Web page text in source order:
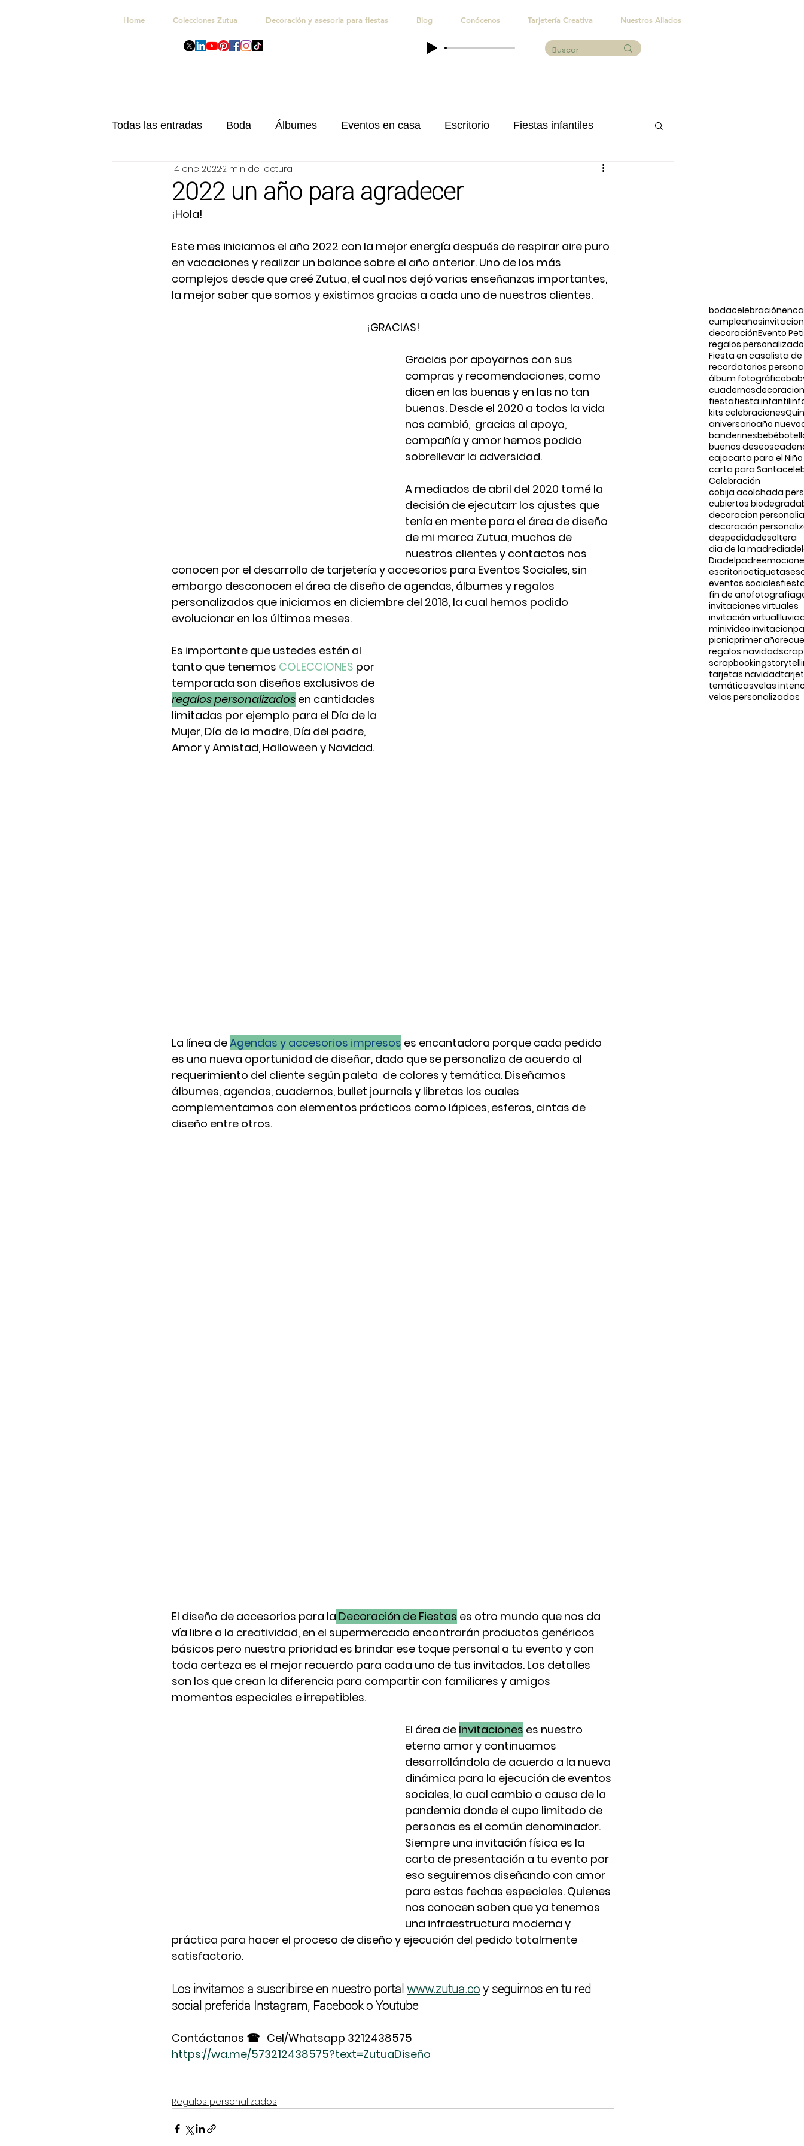
Home Colecciones Zutua Decoración y asesoria para fiestas Blog Conócenos Tarjetería Creativa Nuestros Aliados
Todas las entradas Boda Álbumes Eventos en casa Escritorio Fiestas infantiles
Navidad Kits Celebraciones Eventos sociales
2022 un año para agradecer
14 ene 20222 min de lectura
¡Hola!
Este mes iniciamos el año 2022 con la mejor energía después de respirar aire puro
en vacaciones y realizar un balance sobre el año anterior. Uno de los más
complejos desde que creé Zutua, el cual nos dejó varias enseñanzas importantes,
la mejor saber que somos y existimos gracias a cada uno de nuestros clientes.
¡GRACIAS!
Gracias por apoyarnos con sus
compras y recomendaciones, como
dicen en las buenas y en las no tan
buenas. Desde el 2020 a todos la vida
nos cambió,  gracias al apoyo,
compañía y amor hemos podido
sobrellevar la adversidad.
A mediados de abril del 2020 tomé la
decisión de ejecutarr los ajustes que
tenía en mente para el área de diseño
de mi marca Zutua, muchos de
nuestros clientes y contactos nos
conocen por el desarrollo de tarjetería y accesorios para Eventos Sociales, sin
embargo desconocen el área de diseño de agendas, álbumes y regalos
personalizados que iniciamos en diciembre del 2018, la cual hemos podido
evolucionar en los últimos meses.
Es importante que ustedes estén al
tanto que tenemos COLECCIONES por
temporada son diseños exclusivos de
regalos personalizados en cantidades
limitadas por ejemplo para el Día de la
Mujer, Día de la madre, Día del padre,
Amor y Amistad, Halloween y Navidad.
La línea de Agendas y accesorios impresos es encantadora porque cada pedido
es una nueva oportunidad de diseñar, dado que se personaliza de acuerdo al
requerimiento del cliente según paleta  de colores y temática. Diseñamos
álbumes, agendas, cuadernos, bullet journals y libretas los cuales
complementamos con elementos prácticos como lápices, esferos, cintas de
diseño entre otros.
El diseño de accesorios para la Decoración de Fiestas es otro mundo que nos da
vía libre a la creatividad, en el supermercado encontrarán productos genéricos
básicos pero nuestra prioridad es brindar ese toque personal a tu evento y con
toda certeza es el mejor recuerdo para cada uno de tus invitados. Los detalles
son los que crean la diferencia para compartir con familiares y amigos
momentos especiales e irrepetibles.
El área de Invitaciones es nuestro
eterno amor y continuamos
desarrollándola de acuerdo a la nueva
dinámica para la ejecución de eventos
sociales, la cual cambio a causa de la
pandemia donde el cupo limitado de
personas es el común denominador.
Siempre una invitación física es la
carta de presentación a tu evento por
eso seguiremos diseñando con amor
para estas fechas especiales. Quienes
nos conocen saben que ya tenemos
una infraestructura moderna y
práctica para hacer el proceso de diseño y ejecución del pedido totalmente
satisfactorio.
Los invitamos a suscribirse en nuestro portal www.zutua.co y seguirnos en tu red
social preferida Instagram, Facebook o Youtube
Contáctanos ☎   Cel/Whatsapp 3212438575
https://wa.me/573212438575?text=ZutuaDiseño
Regalos personalizados
boda
cumpleaños
decoraciónEvento
regalos
Fiesta en casalista
recordatorios
álbum fotográfico
cuadernosdecoracion
fiestafiesta infantil
kits celebraciones
aniversarioaño nuevo
banderinesbebé
buenos deseos
cajacarta para el Niño
carta para Santa
Celebración
cobija acolchada
cubiertos
decoracion
decoración
despedidadesoltera
dia de la madre
Diadelpadre
escritorio
eventos sociales
fin de añofotografia
invitaciones virtuales
invitación virtual
minivideo invitacion
picnicprimer año
regalos navidadscrap
scrapbooking
tarjetas navidad
temáticasvelas
velas personalizadas